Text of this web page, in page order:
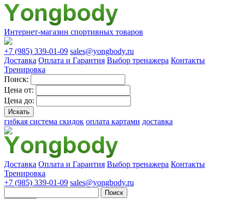
Интернет-магазин спортивных товаров
+7 (985) 339-01-09 sales@yongbody.ru
Доставка Оплата и Гарантия Выбор тренажера Контакты
Тренировка
Поиск:
Цена от:
Цена до:
гибкая система скидок оплата картами доставка
Доставка Оплата и Гарантия Выбор тренажера Контакты
Тренировка
+7 (985) 339-01-09 sales@yongbody.ru
Поиск